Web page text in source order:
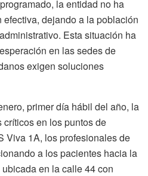
la entidad no ha
dejando a la población
Esta situación ha
en las sedes de
exigen soluciones
primer día hábil del año, la
en los puntos de
Viva 1A, los profesionales de
a los pacientes hacia la
en la calle 44 con